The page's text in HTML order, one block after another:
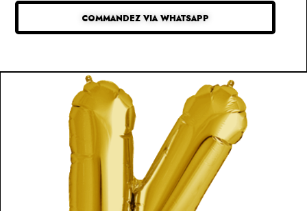
COMMANDEZ VIA WHATSAPP